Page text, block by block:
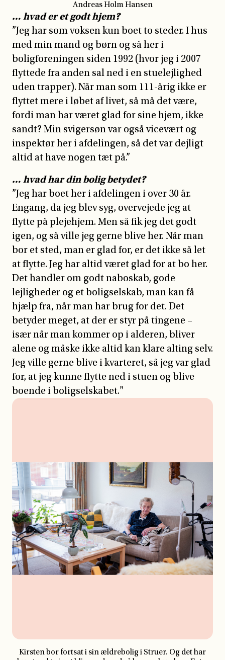
… hvad er et godt hjem?
”Jeg har som voksen kun boet to steder. I hus
med min mand og børn og så her i
boligforeningen siden 1992 (hvor jeg i 2007
flyttede fra anden sal ned i en stuelejlighed
uden trapper). Når man som 111-årig ikke er
flyttet mere i løbet af livet, så må det være,
fordi man har været glad for sine hjem, ikke
sandt? Min svigersøn var også vicevært og
inspektør her i afdelingen, så det var dejligt
altid at have nogen tæt på.”
… hvad har din bolig betydet?
”Jeg har boet her i afdelingen i over 30 år.
Engang, da jeg blev syg, overvejede jeg at
flytte på plejehjem. Men så fik jeg det godt
igen, og så ville jeg gerne blive her. Når man
bor et sted, man er glad for, er det ikke så let
at flytte. Jeg har altid været glad for at bo her.
Det handler om godt naboskab, gode
lejligheder og et boligselskab, man kan få
hjælp fra, når man har brug for det. Det
betyder meget, at der er styr på tingene –
især når man kommer op i alderen, bliver
alene og måske ikke altid kan klare alting selv.
Jeg ville gerne blive i kvarteret, så jeg var glad
for, at jeg kunne flytte ned i stuen og blive
boende i boligselskabet."